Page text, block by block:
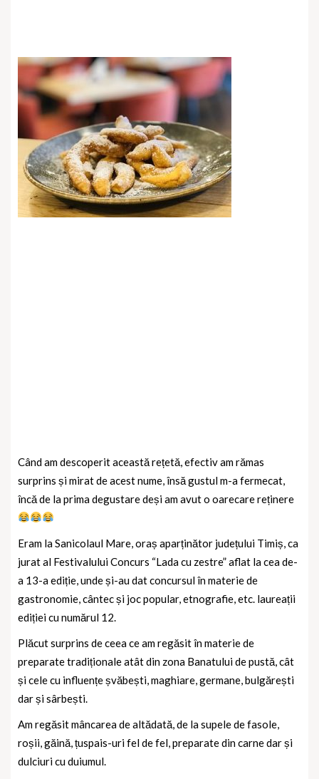
Când am descoperit această rețetă, efectiv am rămas
surprins și mirat de acest nume, însă gustul m-a fermecat,
încă de la prima degustare deși am avut o oarecare reținere
Eram la Sanicolaul Mare, oraș aparținător județului Timiș, ca
jurat al Festivalului Concurs “Lada cu zestre” aflat la cea de-
a 13-a ediție, unde și-au dat concursul în materie de
gastronomie, cântec și joc popular, etnografie, etc. laureații
ediției cu numărul 12.
Plăcut surprins de ceea ce am regăsit în materie de
preparate tradiționale atât din zona Banatului de pustă, cât
și cele cu influențe șvăbești, maghiare, germane, bulgărești
dar și sârbești.
Am regăsit mâncarea de altădată, de la supele de fasole,
roșii, găină, țuspais-uri fel de fel, preparate din carne dar și
dulciuri cu duiumul.